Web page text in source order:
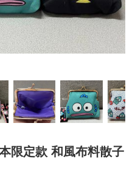
限定款 和風布料散子